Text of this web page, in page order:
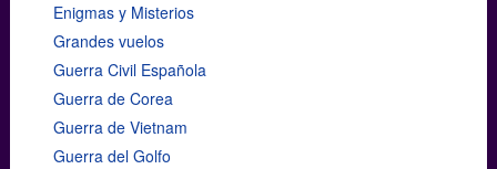
Enigmas y Misterios
Grandes vuelos
Guerra Civil Española
Guerra de Corea
Guerra de Vietnam
Guerra del Golfo